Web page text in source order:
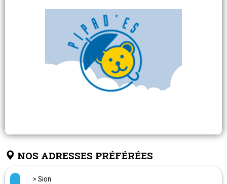
NOS ADRESSES PRÉFÉRÉES
> Sion